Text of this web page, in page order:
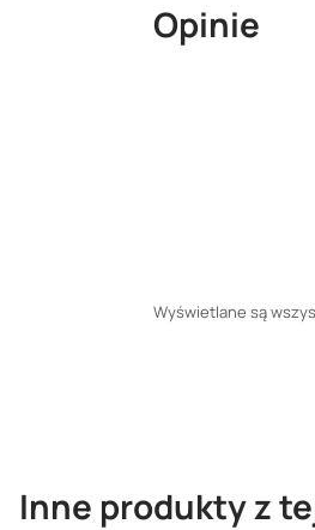
Opinie
Wyświetlane są
Inne produkty z